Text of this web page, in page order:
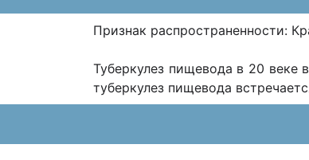
Признак распространенности:
Туберкулез пищевода в 20 веке
туберкулез пищевода